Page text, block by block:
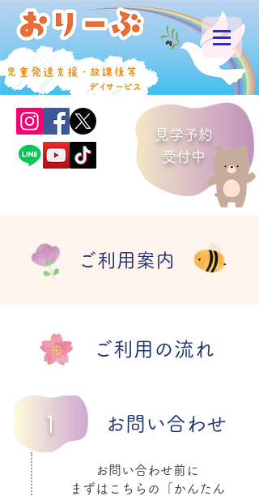
見学予約
​受付中
ご利用案内
ご利用の流れ
1 お問い合わせ
お問い合わせ前に
まずはこちらの「​かんたん